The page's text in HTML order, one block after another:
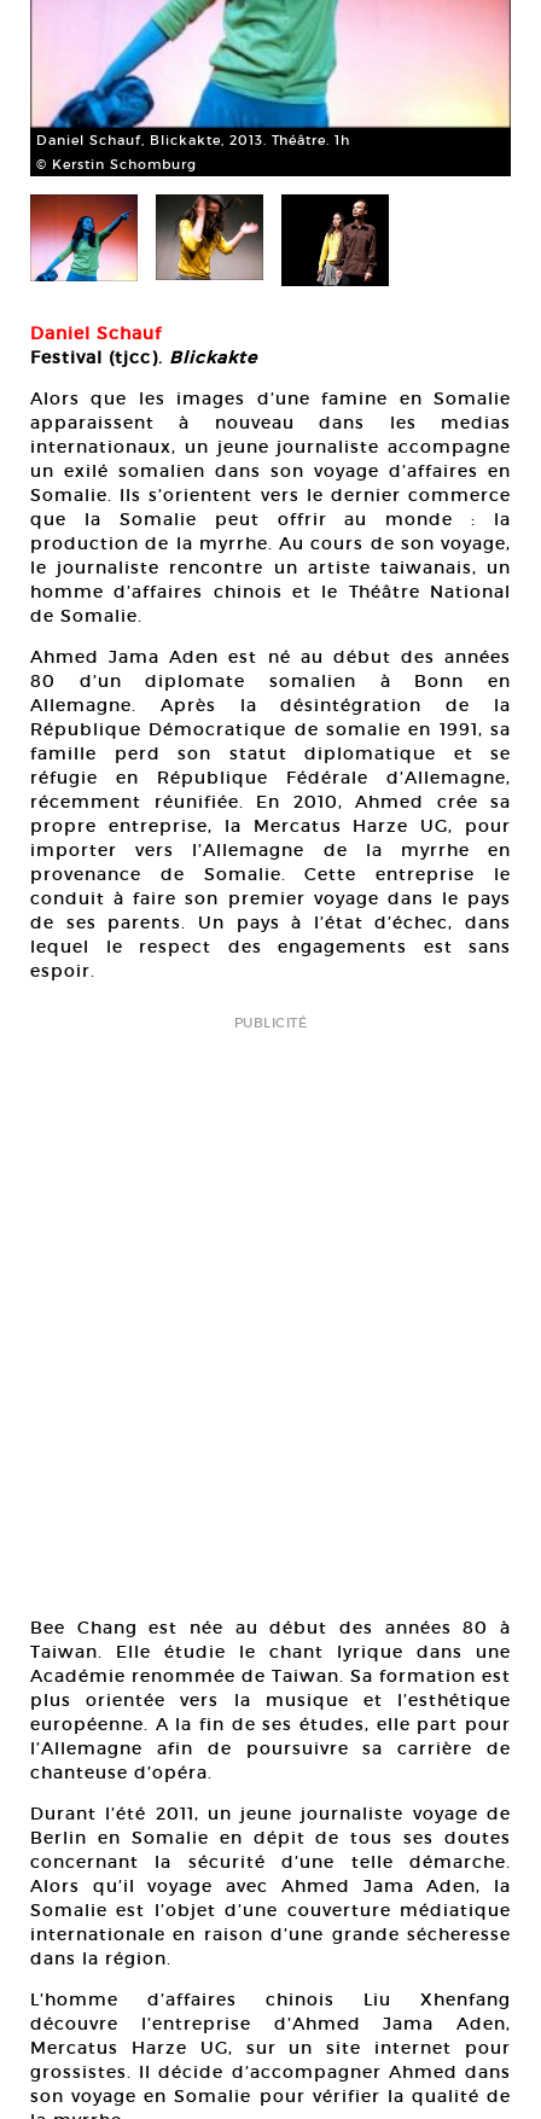
Daniel Schauf, Blickakte, 2013. Théâtre. 1h
© Kerstin Schomburg
Daniel Schauf
Festival (tjcc). Blickakte
Alors que les images d’une famine en Somalie
apparaissent à nouveau dans les medias
internationaux, un jeune journaliste accompagne
un exilé somalien dans son voyage d’affaires en
Somalie. Ils s’orientent vers le dernier commerce
que la Somalie peut offrir au monde : la
production de la myrrhe. Au cours de son voyage,
le journaliste rencontre un artiste taiwanais, un
homme d’affaires chinois et le Théâtre National
de Somalie.
Ahmed Jama Aden est né au début des années
80 d’un diplomate somalien à Bonn en
Allemagne. Après la désintégration de la
République Démocratique de somalie en 1991, sa
famille perd son statut diplomatique et se
réfugie en République Fédérale d’Allemagne,
récemment réunifiée. En 2010, Ahmed crée sa
propre entreprise, la Mercatus Harze UG, pour
importer vers l’Allemagne de la myrrhe en
provenance de Somalie. Cette entreprise le
conduit à faire son premier voyage dans le pays
de ses parents. Un pays à l’état d’échec, dans
lequel le respect des engagements est sans
espoir.
PUBLICITÉ
Bee Chang est née au début des années 80 à
Taiwan. Elle étudie le chant lyrique dans une
Académie renommée de Taiwan. Sa formation est
plus orientée vers la musique et l’esthétique
européenne. A la fin de ses études, elle part pour
l’Allemagne afin de poursuivre sa carrière de
chanteuse d’opéra.
Durant l’été 2011, un jeune journaliste voyage de
Berlin en Somalie en dépit de tous ses doutes
concernant la sécurité d’une telle démarche.
Alors qu’il voyage avec Ahmed Jama Aden, la
Somalie est l’objet d’une couverture médiatique
internationale en raison d’une grande sécheresse
dans la région.
L’homme d’affaires chinois Liu Xhenfang
découvre l’entreprise d’Ahmed Jama Aden,
Mercatus Harze UG, sur un site internet pour
grossistes. Il décide d’accompagner Ahmed dans
son voyage en Somalie pour vérifier la qualité de